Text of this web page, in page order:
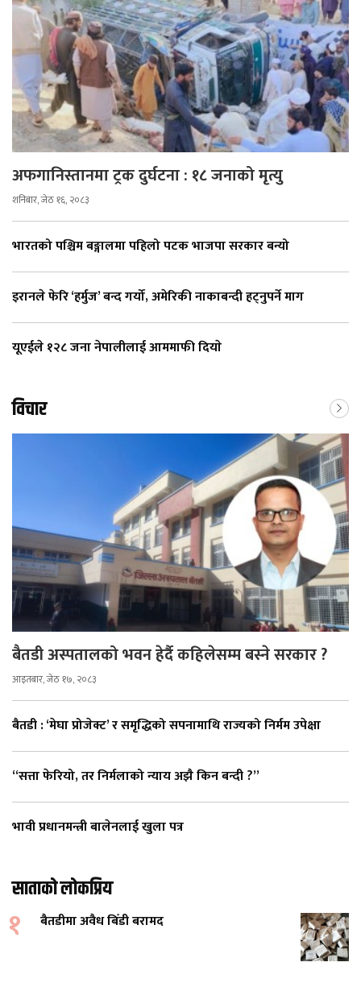
अफगानिस्तानमा ट्रक दुर्घटना : १८ जनाको मृत्यु
शनिबार, जेठ १६, २०८३
भारतको पश्चिम बङ्गालमा पहिलो पटक भाजपा सरकार बन्यो
इरानले फेरि ‘हर्मुज’ बन्द गर्यो, अमेरिकी नाकाबन्दी हट्नुपर्ने माग
यूएईले १२८ जना नेपालीलाई आममाफी दियाे
विचार
बैतडी अस्पतालको भवन हेर्दै कहिलेसम्म बस्ने सरकार ?
आइतबार, जेठ १७, २०८३
बैतडी : ‘मेघा प्रोजेक्ट’ र समृद्धिको सपनामाथि राज्यको निर्मम उपेक्षा
“सत्ता फेरियो, तर निर्मलाको न्याय अझै किन बन्दी ?”
भावी प्रधानमन्त्री बालेनलाई खुला पत्र
साताको लोकप्रिय
१ बैतडीमा अवैध बिँडी बरामद